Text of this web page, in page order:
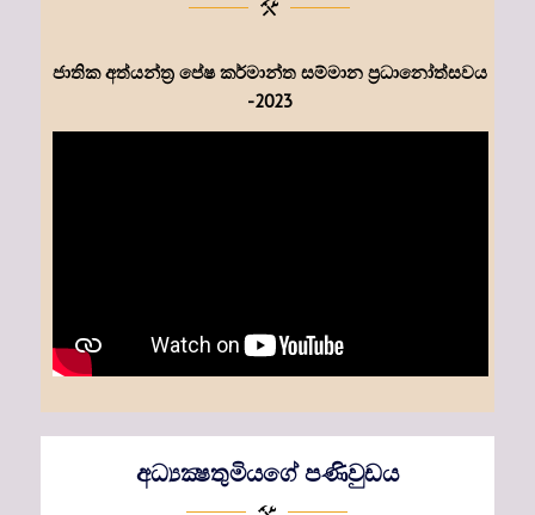
ජාතික අත්යන්ත්‍ර පේෂ කර්මාන්ත සම්මාන ප්‍රධානෝත්සවය
-2023
අධ්‍යක්‍ෂතුමියගේ පණිවුඩය